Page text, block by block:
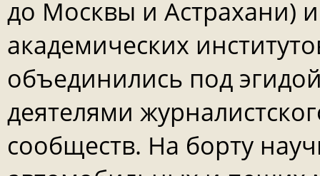
до Москвы и Астрахани)
академических
объединились под
деятелями
сообществ. На борту